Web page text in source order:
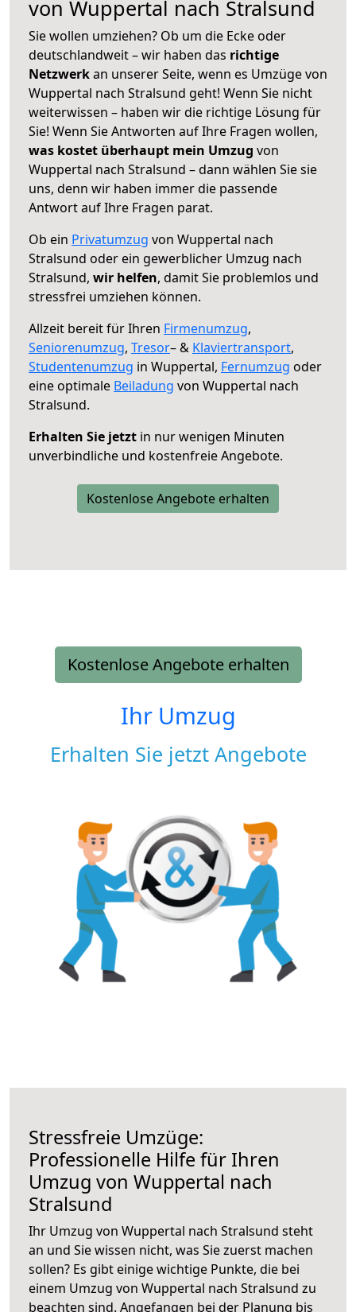
von Wuppertal nach Stralsund
Sie wollen umziehen? Ob um die Ecke oder
deutschlandweit – wir haben das richtige
Netzwerkan unserer Seite, wenn es Umzüge von
Wuppertal nach Stralsund geht! Wenn Sie nicht
weiterwissen – haben wir die richtige Lösung für
Sie! Wenn Sie Antworten auf Ihre Fragen wollen,
was kostet überhaupt mein Umzug von
Wuppertal nach Stralsund – dann wählen Sie sie
uns, denn wir haben immer die passende
Antwort auf Ihre Fragen parat.
Ob ein Privatumzug von Wuppertal nach
Stralsund oder ein gewerblicher Umzug nach
Stralsund, wir helfen, damit Sie problemlos und
stressfrei umziehen können.
Allzeit bereit für Ihren Firmenumzug,
Seniorenumzug, Tresor– & Klaviertransport,
Studentenumzug in Wuppertal, Fernumzug oder
eine optimale Beiladung von Wuppertal nach
Stralsund.
Erhalten Sie jetzt in nur wenigen Minuten
unverbindliche und kostenfreie Angebote.
Kostenlose Angebote erhalten
Kostenlose Angebote erhalten
Ihr Umzug
Erhalten Sie jetzt Angebote
Stressfreie Umzüge:
Professionelle Hilfe für Ihren
Umzug von Wuppertal nach
Stralsund
Ihr Umzug von Wuppertal nach Stralsund steht
an und Sie wissen nicht, was Sie zuerst machen
sollen? Es gibt einige wichtige Punkte, die bei
einem Umzug von Wuppertal nach Stralsund zu
beachten sind. Angefangen bei der Planung bis